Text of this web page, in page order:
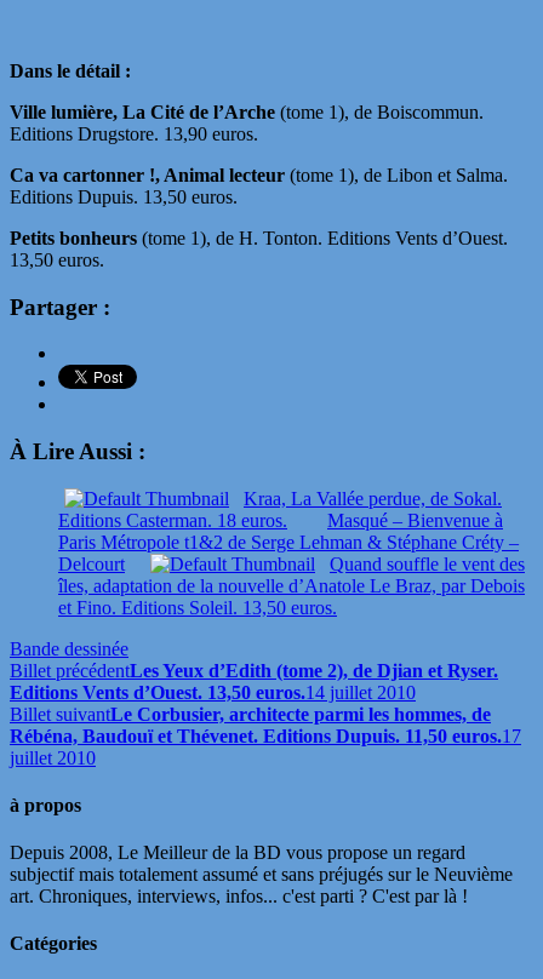
Dans le détail :
Ville lumière, La Cité de l’Arche (tome 1), de Boiscommun.
Editions Drugstore. 13,90 euros.
Ca va cartonner !, Animal lecteur (tome 1), de Libon et Salma.
Editions Dupuis. 13,50 euros.
Petits bonheurs (tome 1), de H. Tonton. Editions Vents d’Ouest.
13,50 euros.
Partager :
À Lire Aussi :
Kraa, La Vallée perdue, de Sokal.
Editions Casterman. 18 euros.
Masqué – Bienvenue à
Paris Métropole t1&2 de Serge Lehman & Stéphane Créty –
Delcourt
Quand souffle le vent des
îles, adaptation de la nouvelle d’Anatole Le Braz, par Debois
et Fino. Editions Soleil. 13,50 euros.
Bande dessinée
Billet précédentLes Yeux d’Edith (tome 2), de Djian et Ryser.
Editions Vents d’Ouest. 13,50 euros.14 juillet 2010
Billet suivantLe Corbusier, architecte parmi les hommes, de
Rébéna, Baudouï et Thévenet. Editions Dupuis. 11,50 euros.17
juillet 2010
à propos
Depuis 2008, Le Meilleur de la BD vous propose un regard
subjectif mais totalement assumé et sans préjugés sur le Neuvième
art. Chroniques, interviews, infos... c'est parti ? C'est par là !
Catégories